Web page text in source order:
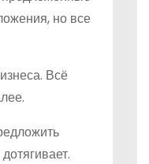
но все
Всё